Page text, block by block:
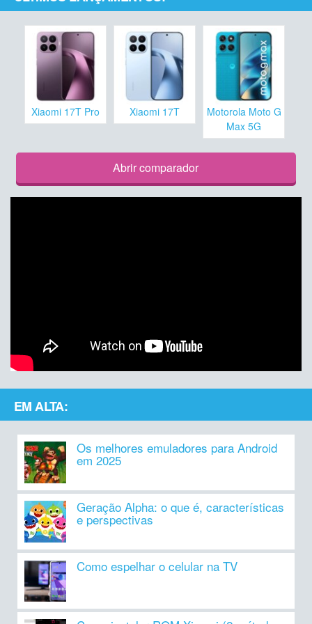
Xiaomi 17T Pro Xiaomi 17T
Motorola Moto G
Max 5G
Abrir comparador
EM ALTA:
Os melhores emuladores para Android
em 2025
Geração Alpha: o que é, características
e perspectivas
Como espelhar o celular na TV